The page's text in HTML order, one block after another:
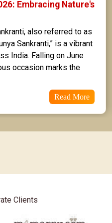
Embracing Nature's
also referred to as
Sankranti,” is a vibrant
India. Falling on June
occasion marks the
Read More
Clients